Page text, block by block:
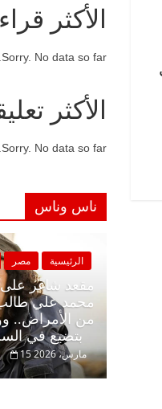
الأكثر
Sorry. No data so far.
الأكثر
Sorry. No data so far.
ناس وناس
الرئيسية
مقعد شاغر
محمد علي
من
بتضيع في السجن
15 مارس، 2026
بلا زينة